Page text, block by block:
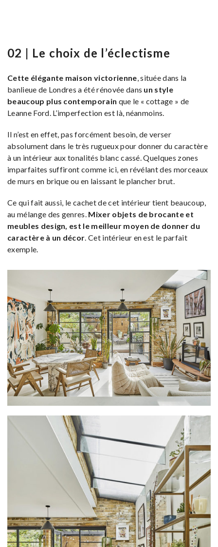
02 | Le choix de l’éclectisme
Cette élégante maison victorienne, située dans la
banlieue de Londres a été rénovée dans un style
beaucoup plus contemporain que le « cottage » de
Leanne Ford. L’imperfection est là, néanmoins.
Il n’est en effet, pas forcément besoin, de verser
absolument dans le très rugueux pour donner du caractère
à un intérieur aux tonalités blanc cassé. Quelques zones
imparfaites suffiront comme ici, en révélant des morceaux
de murs en brique ou en laissant le plancher brut.
Ce qui fait aussi, le cachet de cet intérieur tient beaucoup,
au mélange des genres. Mixer objets de brocante et
meubles design, est le meilleur moyen de donner du
caractère à un décor. Cet intérieur en est le parfait
exemple.